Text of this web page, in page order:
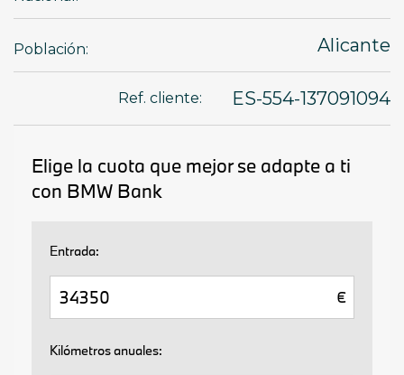
Población: Alicante
Ref. cliente: ES-554-137091094